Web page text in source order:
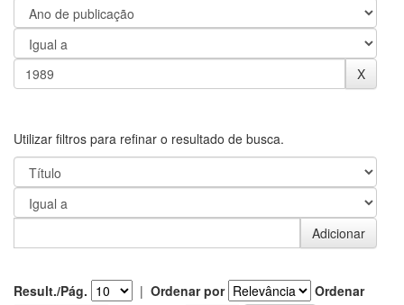
Utilizar filtros para refinar o resultado de busca.
Result./Pág. | Ordenar por
Ordenar